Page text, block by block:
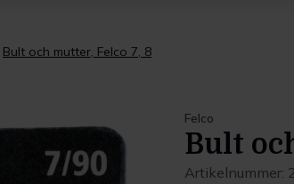
Bult och mutter, Felco 7, 8
Felco
Bult
Artikelnummer: